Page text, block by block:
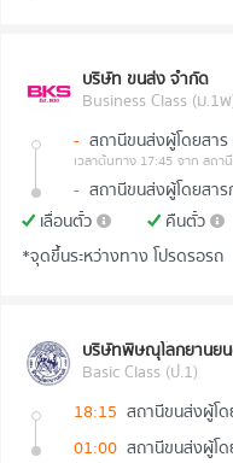
บริษัท ขนส่ง จำกัด
Business Class (ม.1
- สถานีขนส่งผู้โดยสา
เวลาต้นทาง 17:45 จาก สถา
- สถานีขนส่งผู้โดยสา
เลื่อนตั๋ว
คืนตั๋ว
*จุดขึ้นระหว่างทาง โปรดรอรถ
บริษัทพิษณุโลกยานย
Basic Class (ป.1)
18:15 สถานีขนส่งผู้โ
01:00 สถานีขนส่งผู้โ